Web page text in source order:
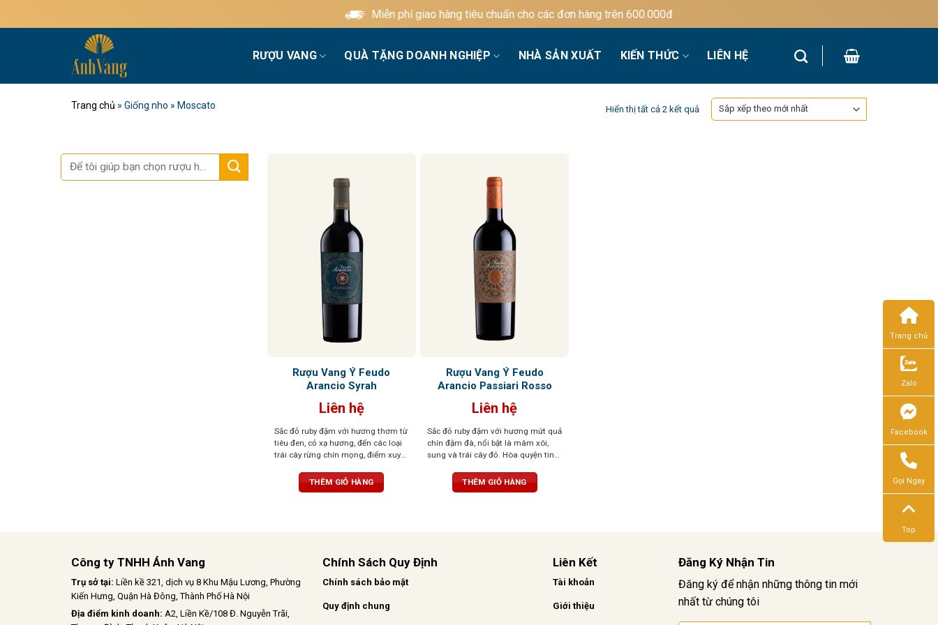
qua
Miễn phí giao hàng tiêu chuẩn cho các đơn hàng trên 600.000đ
RƯỢU VANG QUÀ TẶNG DOANH NGHIỆP NHÀ SẢN XUẤT KIẾN THỨC LIÊN HỆ
Trang chủ » Giống nho » Moscato Hiển thị tất cả 2 kết quảĐã
sắp
Tìm
kiếm:
Rượu Vang Ý Feudo
Arancio Syrah
Liên hệ
Sắc đỏ ruby đậm với hương thơm từ
tiêu đen, cỏ xạ hương, đến các loại
trái cây rừng chín mọng, điểm xuyết
mềm mượt, tròn đầy cân đối, tạo
nên một tổng thể hài hòa
THÊM GIỎ HÀNG
Rượu Vang Ý Feudo
Arancio Passiari Rosso
Liên hệ
Sắc đỏ ruby đậm với hương mứt quả
chín đậm đà, nổi bật là mâm xôi,
sung và trái cây đỏ. Hòa quyện tinh
như tiêu đen, quế, thảo mộc khô, gợi
cảm giác ấm áp và hài hòa. Tannin
THÊM GIỎ HÀNG
Công ty TNHH Ánh Vang
Trụ sở tại: Liền kề 321, dịch vụ 8 Khu Mậu Lương, Phường
Kiến Hưng, Quận Hà Đông, Thành Phố Hà Nội
Địa điểm kinh doanh: A2, Liền Kề/108 Đ. Nguyễn Trãi,
Chính Sách Quy Định
Chính sách bảo mật
Quy định chung
Liên Kết
Tài khoản
Giới thiệu
Đăng Ký Nhận Tin
Đăng ký để nhận những thông tin mới
nhất từ chúng tôi
Trang chủ
Zalo
Facebook
Gọi Ngay
Top